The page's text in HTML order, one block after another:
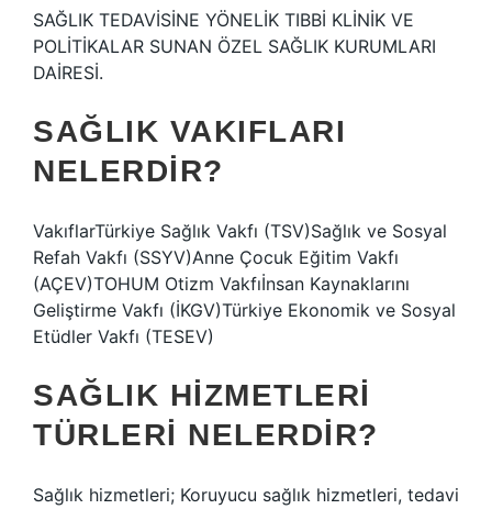
SAĞLIK TEDAVİSİNE YÖNELİK TIBBİ KLİNİK VE
POLİTİKALAR SUNAN ÖZEL SAĞLIK KURUMLARI
DAİRESİ.
SAĞLIK VAKIFLARI
NELERDIR?
VakıflarTürkiye Sağlık Vakfı (TSV)Sağlık ve Sosyal
Refah Vakfı (SSYV)Anne Çocuk Eğitim Vakfı
(AÇEV)TOHUM Otizm Vakfıİnsan Kaynaklarını
Geliştirme Vakfı (İKGV)Türkiye Ekonomik ve Sosyal
Etüdler Vakfı (TESEV)
SAĞLIK HIZMETLERI
TÜRLERI NELERDIR?
Sağlık hizmetleri; Koruyucu sağlık hizmetleri, tedavi